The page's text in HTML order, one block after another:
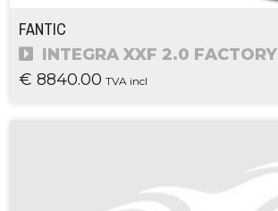
FANTIC
INTEGRA XXF 2.0 FACTORY
€ 8840.00 TVA incl